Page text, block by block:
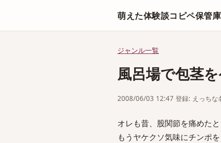
萌えた体験談コピペ保管庫
ジャンル一覧
風呂場で包茎
2008/06/03 12:47 登録: えっちな
オレも昔、股関節を痛めた
もうヤケクソ気味にチンポ